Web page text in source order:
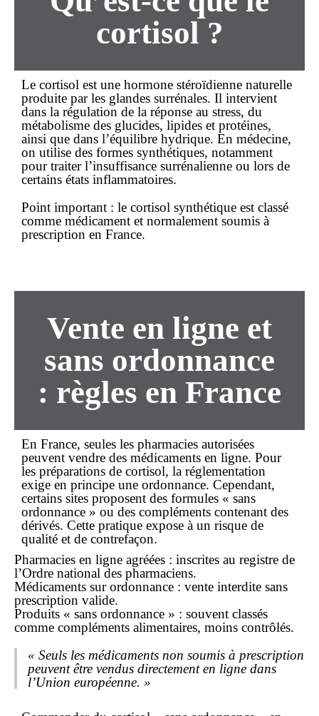
cortisol ?
Le cortisol est une hormone stéroïdienne naturelle
produite par les glandes surrénales. Il intervient
dans la régulation de la réponse au stress, du
métabolisme des glucides, lipides et protéines,
ainsi que dans l’équilibre hydrique. En médecine,
on utilise des formes synthétiques, notamment
pour traiter l’insuffisance surrénalienne ou lors de
certains états inflammatoires.
Point important : le cortisol synthétique est classé
comme médicament et normalement soumis à
prescription en France.
Vente en ligne et
sans ordonnance
: règles en France
En France, seules les pharmacies autorisées
peuvent vendre des médicaments en ligne. Pour
les préparations de cortisol, la réglementation
exige en principe une ordonnance. Cependant,
certains sites proposent des formules « sans
ordonnance » ou des compléments contenant des
dérivés. Cette pratique expose à un risque de
qualité et de contrefaçon.
Pharmacies en ligne agréées : inscrites au registre de
l’Ordre national des pharmaciens.
Médicaments sur ordonnance : vente interdite sans
prescription valide.
Produits « sans ordonnance » : souvent classés
comme compléments alimentaires, moins contrôlés.
« Seuls les médicaments non soumis à prescription
peuvent être vendus directement en ligne dans
l’Union européenne. »